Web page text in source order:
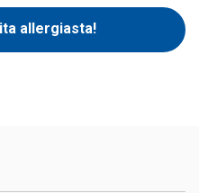
allergiasta!